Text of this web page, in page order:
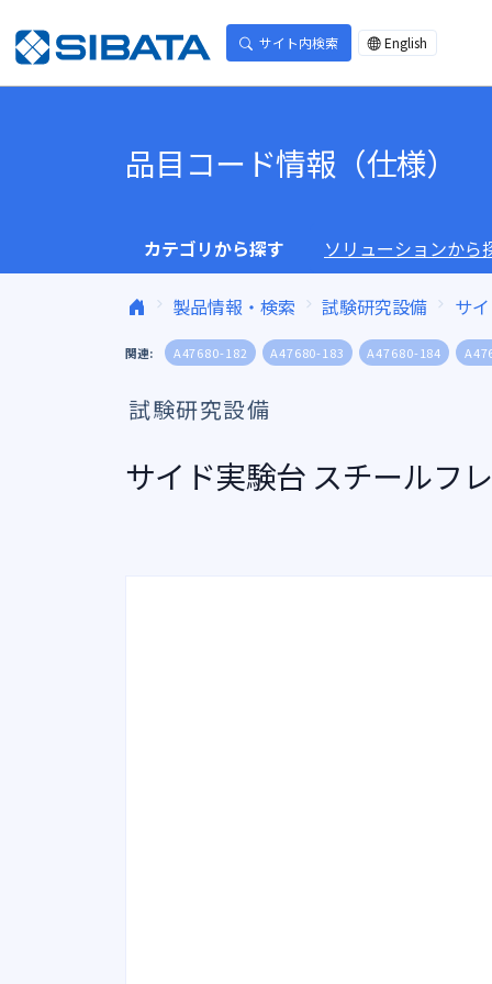
サイト内検索 English
品目コード情報（仕様）
カテゴリから探す ソリューションから
製品情報・検索 試験研究設備 サ
関連: A47680-182 A47680-183 A47680-184
試験研究設備
サイド実験台 スチールフ